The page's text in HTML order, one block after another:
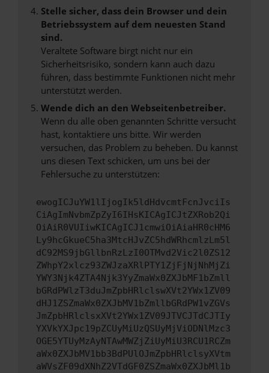
Stelle sicher, dass dein Browser und dein
Betriebssystem auf dem neuesten Stand
sind.
Veraltete Software birgt nicht nur ein
Sicherheitsrisiko, sondern kann auch dazu
führen, dass bestimmte Funktionen nicht mehr
unterstützt werden.
Wende dich an den Webseitenbetreiber.
Wenn du alle oben genannten Schritte versucht
hast, kontaktiere uns bitte. Wir werden
versuchen, das Problem zu beheben. Du kannst
uns diesen Text schicken, um uns bei der
Fehlersuche zu unterstützen:
ewogICJuYW1lIjogIk5ldHdvcmtFcnJvciIs
CiAgImNvbmZpZyI6IHsKICAgICJtZXRob2Qi
OiAiR0VUIiwKICAgICJ1cmwiOiAiaHR0cHM6
Ly9hcGkueC5ha3MtcHJvZC5hdWRhcmlzLm5l
dC92MS9jbGllbnRzLzI0OTMvd2Vic2l0ZS12
ZWhpY2xlcz93ZWJzaXRlPTY1ZjFjNjNhMjZi
YWY3Njk4ZTA4Njk3YyZmaWx0ZXJbMF1bZmll
bGRdPWlzT3duJmZpbHRlclswXVt2YWx1ZV09
dHJ1ZSZmaWx0ZXJbMV1bZmllbGRdPW1vZGVs
JmZpbHRlclsxXVt2YWx1ZV09JTVCJTdCJTIy
YXVkYXJpc19pZCUyMiUzQSUyMjViODNlMzc3
OGE5YTUyMzAyNTAwMWZjZiUyMiU3RCU1RCZm
aWx0ZXJbMV1bb3BdPUlOJmZpbHRlclsyXVtm
aWVsZF09dXNhZ2VTdGF0ZSZmaWx0ZXJbMl1b